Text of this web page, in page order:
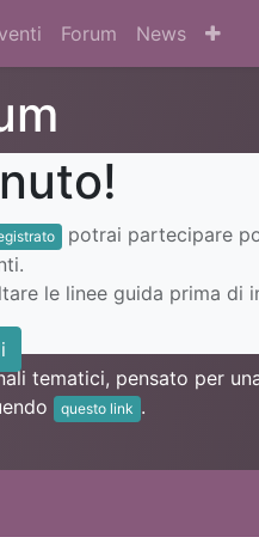
Forum News
potrai partecipare
le linee guida prima di
tematici, pensato per
questo link .